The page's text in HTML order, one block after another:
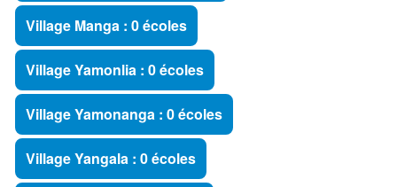
Village Manga : 0 écoles
Village Yamonlia : 0 écoles
Village Yamonanga : 0 écoles
Village Yangala : 0 écoles